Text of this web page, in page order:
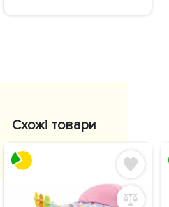
Схожі товари